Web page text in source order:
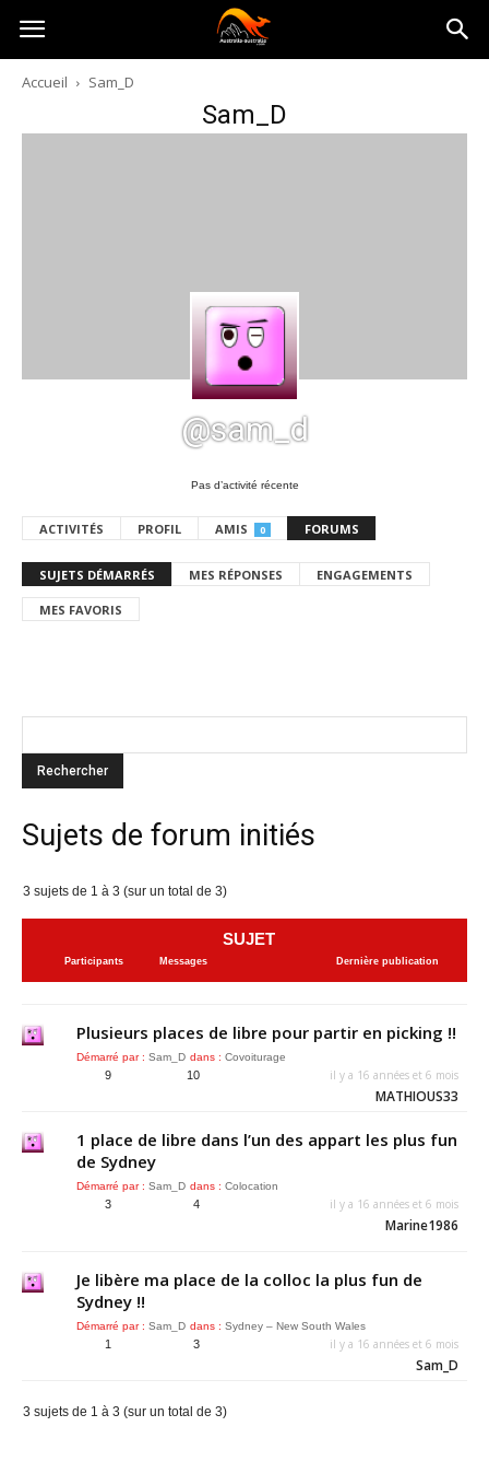
Australia-
australie.com
Accueil Sam_D
Sam_D
@sam_d
Pas d’activité récente
ACTIVITÉS PROFIL AMIS 0 FORUMS
SUJETS DÉMARRÉS MES RÉPONSES ENGAGEMENTS
MES FAVORIS
Sujets de forum initiés
3 sujets de 1 à 3 (sur un total de 3)
SUJET
Participants Messages Dernière publication
Plusieurs places de libre pour partir en picking !!
Démarré par : Sam_D dans : Covoiturage
9 10 il y a 16 années et 6 mois
MATHIOUS33
1 place de libre dans l’un des appart les plus fun
de Sydney
Démarré par : Sam_D dans : Colocation
3 4 il y a 16 années et 6 mois
Marine1986
Je libère ma place de la colloc la plus fun de
Sydney !!
Démarré par : Sam_D dans : Sydney – New South Wales
1 3 il y a 16 années et 6 mois
Sam_D
3 sujets de 1 à 3 (sur un total de 3)